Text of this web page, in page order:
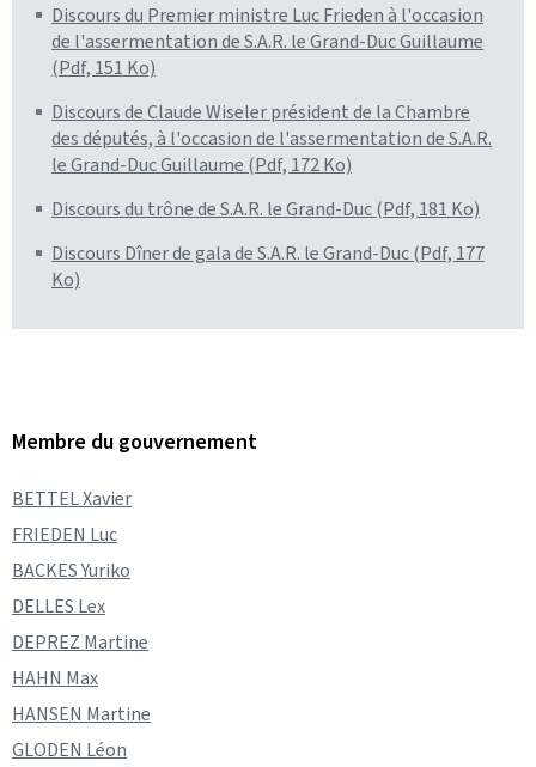
Discours du Premier ministre Luc Frieden à l'occasion
de l'assermentation de S.A.R. le Grand-Duc Guillaume
(Pdf, 151 Ko)
Discours de Claude Wiseler président de la Chambre
des députés, à l'occasion de l'assermentation de S.A.R.
le Grand-Duc Guillaume (Pdf, 172 Ko)
Discours du trône de S.A.R. le Grand-Duc (Pdf, 181 Ko)
Discours Dîner de gala de S.A.R. le Grand-Duc (Pdf, 177
Ko)
Membre du gouvernement
BETTEL Xavier
FRIEDEN Luc
BACKES Yuriko
DELLES Lex
DEPREZ Martine
HAHN Max
HANSEN Martine
GLODEN Léon